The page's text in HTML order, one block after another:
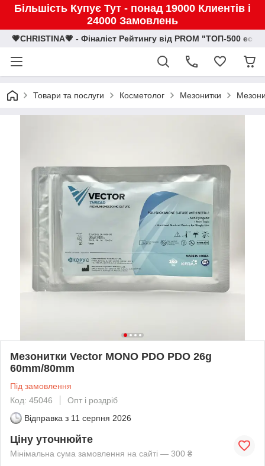
Більшість Купує Тут - понад 19000 Клиентів і
24000 Замовлень
💗CHRISTINA💗 - Фіналіст Рейтингу від PROM "ТОП-500
Товари та послуги Косметолог Мезонитки
Мезонитки Vector MONO PDO PDO 26g
60mm/80mm
Під замовлення
Код: 45046
Опт і роздріб
Відправка з 11 серпня 2026
Ціну уточнюйте
Мінімальна сума замовлення на сайті — 300 ₴